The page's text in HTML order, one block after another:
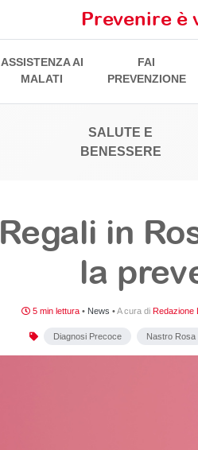
Prevenire è
ASSISTENZA AI
MALATI
FAI
PREVENZIONE
SALUTE E
BENESSERE
Regali in
la
5 min lettura • News • A cura di Redazione
Diagnosi Precoce Nastro Rosa